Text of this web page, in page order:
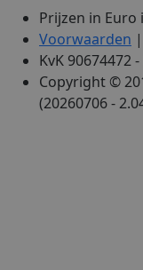
Prijzen in Euro
Voorwaarden |
KvK 90674472
Copyright ©
(20260706 -